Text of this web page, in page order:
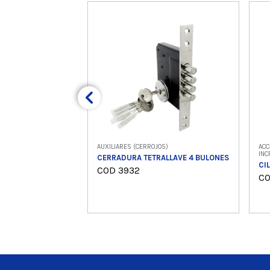
AUXILIARES (CERROJOS)
CERRADURA TETRALLAVE 4 BULONES
COD 3932